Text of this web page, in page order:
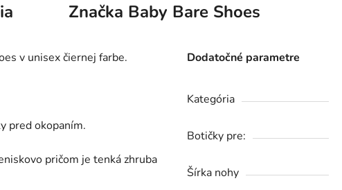
Značka Baby Bare Shoes
v unisex čiernej farbe.
pred okopaním.
pričom je tenká zhruba
Dodatočné parametre
Kategória
Botičky pre:
Šírka nohy